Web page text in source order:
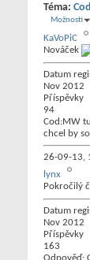
Téma:
Možnosti
KaVoPiC
Nováček
Datum
Nov 2012
Příspěvky
94
Cod:MW
chcel by
26-09-13,
lynx
Pokročilý
Datum
Nov 2012
Příspěvky
163